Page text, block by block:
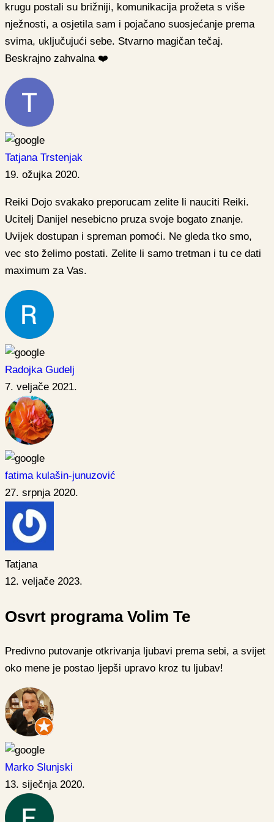
krugu postali su brižniji, komunikacija prožeta s više
nježnosti, a osjetila sam i pojačano suosjećanje prema
svima, uključujući sebe. Stvarno magičan tečaj.
Beskrajno zahvalna ❤️
Tatjana Trstenjak
19. ožujka 2020.
Reiki Dojo svakako preporucam zelite li nauciti Reiki.
Ucitelj Danijel nesebicno pruza svoje bogato znanje.
Uvijek dostupan i spreman pomoći. Ne gleda tko smo,
vec sto želimo postati. Zelite li samo tretman i tu ce dati
maximum za Vas.
Radojka Gudelj
7. veljače 2021.
fatima kulašin-junuzović
27. srpnja 2020.
Tatjana
12. veljače 2023.
Osvrt programa Volim Te
Predivno putovanje otkrivanja ljubavi prema sebi, a svijet
oko mene je postao ljepši upravo kroz tu ljubav!
Marko Slunjski
13. siječnja 2020.